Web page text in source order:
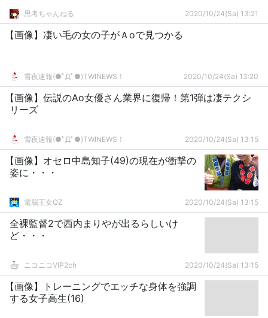
思考ちゃんねる 2020/10/24(Sa) 13:21
【画像】凄い毛の女の子がＡoで見つかる
雪夜速報(●ﾟДﾟ●)TWINEWS！ 2020/10/24(Sa) 13:20
【画像】伝説のAo女優さん業界に復帰！第1弾は凄テクシ
リーズ
雪夜速報(●ﾟДﾟ●)TWINEWS！ 2020/10/24(Sa) 13:15
【画像】オセロ中島知子(49)の現在が衝撃の
姿に・・・
電脳王女QZ 2020/10/24(Sa) 13:15
全裸監督2で西内まりやが出るらしいけ
ど・・・
ニコニコVIP2ch 2020/10/24(Sa) 13:15
【画像】トレーニングでエッチな身体を強調
する女子高生(16)